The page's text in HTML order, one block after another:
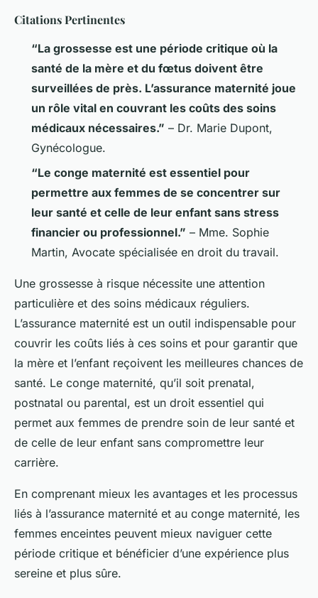
Citations Pertinentes
“La grossesse est une période critique où la
santé de la mère et du fœtus doivent être
surveillées de près. L’assurance maternité joue
un rôle vital en couvrant les coûts des soins
médicaux nécessaires.” – Dr. Marie Dupont,
Gynécologue.
“Le conge maternité est essentiel pour
permettre aux femmes de se concentrer sur
leur santé et celle de leur enfant sans stress
financier ou professionnel.” – Mme. Sophie
Martin, Avocate spécialisée en droit du travail.
Une grossesse à risque nécessite une attention
particulière et des soins médicaux réguliers.
L’assurance maternité est un outil indispensable pour
couvrir les coûts liés à ces soins et pour garantir que
la mère et l’enfant reçoivent les meilleures chances de
santé. Le conge maternité, qu’il soit prenatal,
postnatal ou parental, est un droit essentiel qui
permet aux femmes de prendre soin de leur santé et
de celle de leur enfant sans compromettre leur
carrière.
En comprenant mieux les avantages et les processus
liés à l’assurance maternité et au conge maternité, les
femmes enceintes peuvent mieux naviguer cette
période critique et bénéficier d’une expérience plus
sereine et plus sûre.